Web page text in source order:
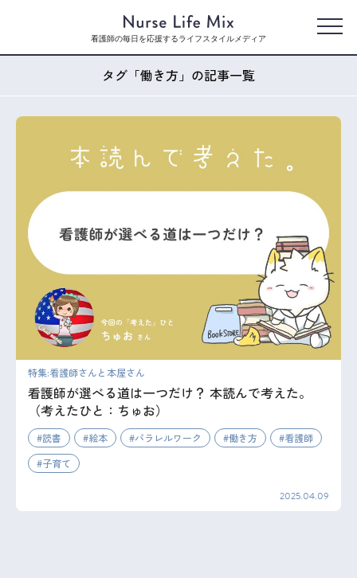
看護師の毎日を応援するライフスタイルメディア
タグ「働き方」の記事一覧
特集:看護師さんと本屋さん
看護師が選べる道は一つだけ？ 本読んで考えた。
（考えたひと：ちゅお）
読書 絵本 パラレルワーク 働き方
看護師
子育て
2025.04.09